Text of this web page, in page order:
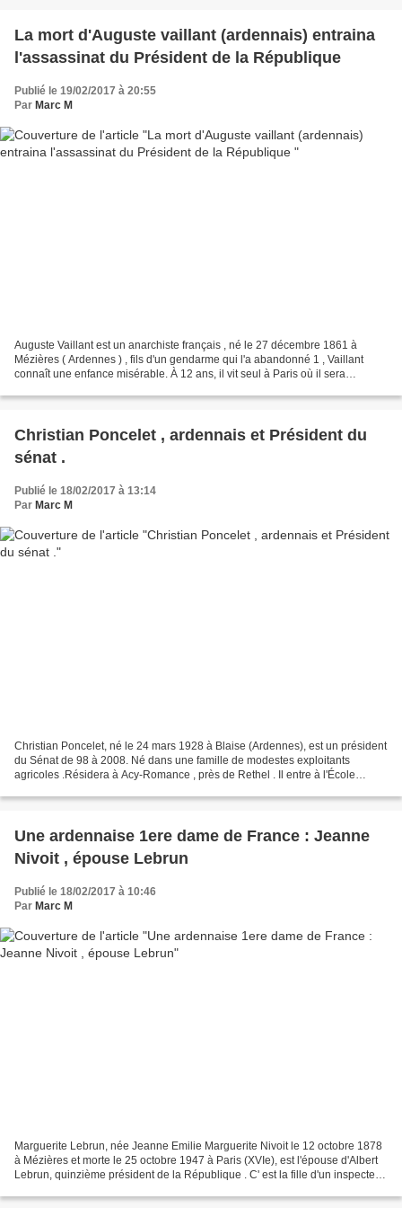
La mort d'Auguste vaillant (ardennais) entraina
l'assassinat du Président de la République
Publié le 19/02/2017 à 20:55
Par Marc M
Auguste Vaillant est un anarchiste français , né le 27 décembre 1861 à
Mézières ( Ardennes ) , fils d'un gendarme qui l'a abandonné 1 , Vaillant
connaît une enfance misérable. À 12 ans, il vit seul à Paris où il sera
Christian Poncelet , ardennais et Président du
sénat .
Publié le 18/02/2017 à 13:14
Par Marc M
Christian Poncelet, né le 24 mars 1928 à Blaise (Ardennes), est un président
du Sénat de 98 à 2008. Né dans une famille de modestes exploitants
agricoles .Résidera à Acy-Romance , près de Rethel . Il entre à l'École
Une ardennaise 1ere dame de France : Jeanne
Nivoit , épouse Lebrun
Publié le 18/02/2017 à 10:46
Par Marc M
Marguerite Lebrun, née Jeanne Emilie Marguerite Nivoit le 12 octobre 1878
à Mézières et morte le 25 octobre 1947 à Paris (XVIe), est l'épouse d'Albert
Lebrun, quinzième président de la République . C' est la fille d'un inspecteur